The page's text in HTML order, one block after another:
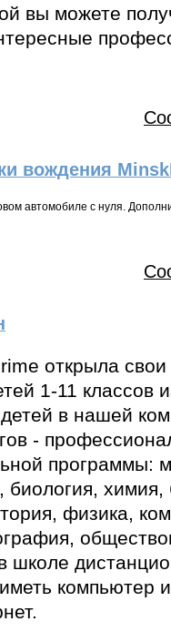
вы можете
вождения
автомобиле с нуля.
открыла
1-11 классов
в нашей
-
программы:
биология, химия,
физика,
школе
компьютер